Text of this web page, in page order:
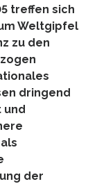
treffen sich
Weltgipfel
zu den
dringend
und
der